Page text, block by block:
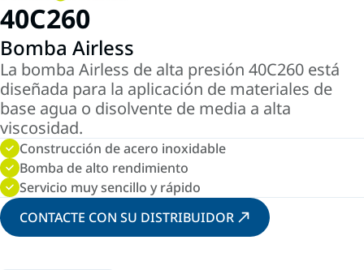
40C260
Bomba Airless
La bomba Airless de alta presión 40C260 está
diseñada para la aplicación de materiales de
base agua o disolvente de media a alta
viscosidad.
Construcción de acero inoxidable
Bomba de alto rendimiento
Servicio muy sencillo y rápido
CONTACTE CON SU DISTRIBUIDOR